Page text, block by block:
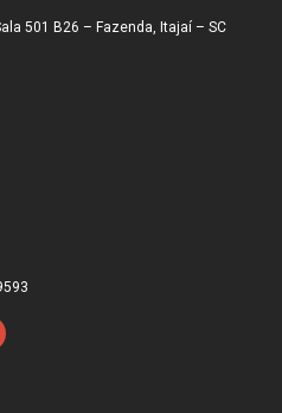
501 B26 – Fazenda, Itajaí – SC